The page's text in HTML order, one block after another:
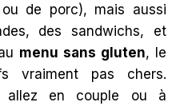
de porc), mais aussi
des sandwichs, et
menu sans gluten, le
vraiment pas chers.
allez en couple ou à